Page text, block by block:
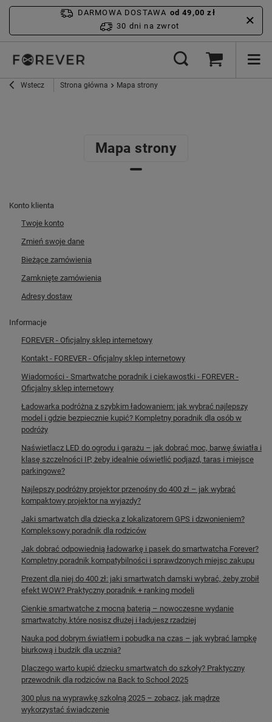
DARMOWA DOSTAWA od 49,00 zł
30 dni na zwrot
Wstecz Strona główna Mapa strony
Mapa strony
Konto klienta
Twoje konto
Zmień swoje dane
Bieżące zamówienia
Zamknięte zamówienia
Adresy dostaw
Informacje
FOREVER - Oficjalny sklep internetowy
Kontakt - FOREVER - Oficjalny sklep internetowy
Wiadomości - Smartwatche poradnik i ciekawostki - FOREVER -
Oficjalny sklep internetowy
Ładowarka podróżna z szybkim ładowaniem: jak wybrać najlepszy
model i gdzie bezpiecznie kupić? Kompletny poradnik dla osób w
podróży
Naświetlacz LED do ogrodu i garażu – jak dobrać moc, barwę światła i
klasę szczelności IP, żeby idealnie oświetlić podjazd, taras i miejsce
parkingowe?
Najlepszy podróżny projektor przenośny do 400 zł – jak wybrać
kompaktowy projektor na wyjazdy?
Jaki smartwatch dla dziecka z lokalizatorem GPS i dzwonieniem?
Kompleksowy poradnik dla rodziców
Jak dobrać odpowiednią ładowarkę i pasek do smartwatcha Forever?
Kompletny poradnik kompatybilności i sprawdzonych miejsc zakupu
Prezent dla niej do 400 zł: jaki smartwatch damski wybrać, żeby zrobił
efekt WOW? Praktyczny poradnik + ranking modeli
Cienkie smartwatche z mocną baterią – nowoczesne wydanie
smartwatchy, które nosisz dłużej i ładujesz rzadziej
Nauka pod dobrym światłem i pobudka na czas – jak wybrać lampkę
biurkową i budzik dla ucznia?
Dlaczego warto kupić dziecku smartwatch do szkoły? Praktyczny
przewodnik dla rodziców na Back to School 2025
300 plus na wyprawkę szkolną 2025 – zobacz, jak mądrze
wykorzystać świadczenie